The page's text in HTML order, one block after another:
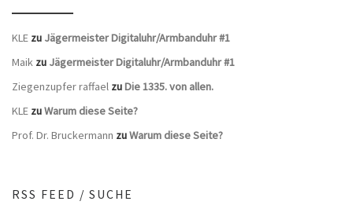
KLE zu Jägermeister Digitaluhr/Armbanduhr #1
Maik zu Jägermeister Digitaluhr/Armbanduhr #1
Ziegenzupfer raffael zuDie 1335. von allen.
KLE zuWarum diese Seite?
Prof. Dr. Bruckermann zuWarum diese Seite?
RSS FEED / SUCHE